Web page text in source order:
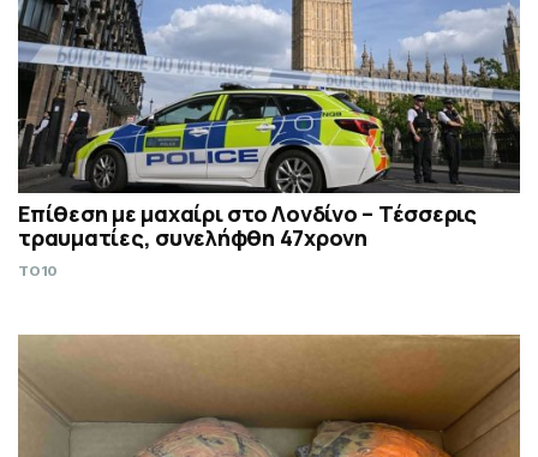
Επίθεση με μαχαίρι στο Λονδίνο – Τέσσερις
τραυματίες, συνελήφθη 47χρονη
TO10